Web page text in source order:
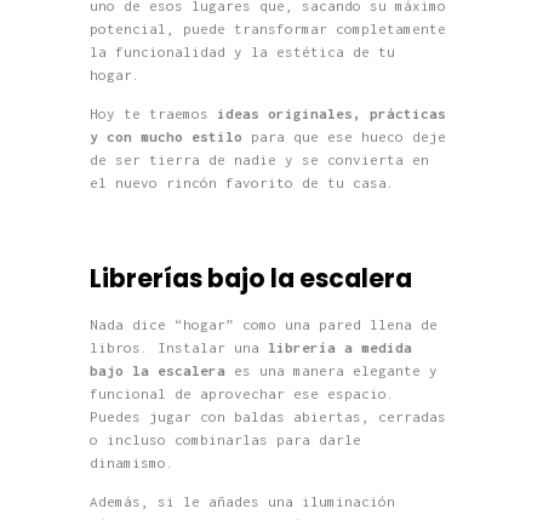
uno de esos lugares que, sacando su máximo
potencial, puede transformar completamente
la funcionalidad y la estética de tu
hogar.
Hoy te traemos ideas originales, prácticas
y con mucho estilo para que ese hueco deje
de ser tierra de nadie y se convierta en
el nuevo rincón favorito de tu casa.
Librerías bajo la escalera
Nada dice “hogar” como una pared llena de
libros. Instalar una librería a medida
bajo la escalera es una manera elegante y
funcional de aprovechar ese espacio.
Puedes jugar con baldas abiertas, cerradas
o incluso combinarlas para darle
dinamismo.
Además, si le añades una iluminación